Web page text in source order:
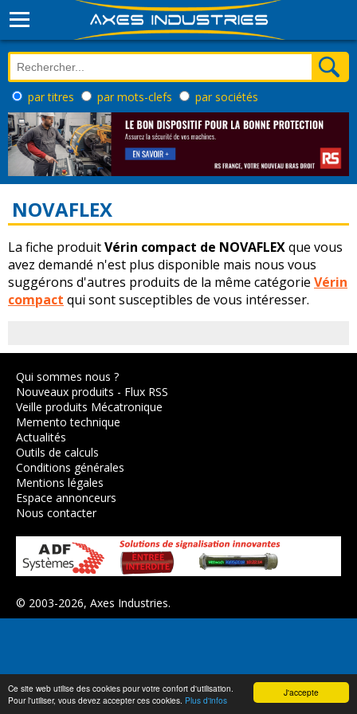
J'accepte
Ce site web utilise des cookies pour votre confort d'utilisation.
Pour l'utiliser, vous devez accepter ces cookies. Plus d'infos
par titres par mots-clefs par sociétés
NOVAFLEX
La fiche produitVérin compact de NOVAFLEXque vous
avez demandé n'est plus disponible mais nous vous
suggérons d'autres produits de la même catégorie Vérin
compact qui sont susceptibles de vous intéresser.
Qui sommes nous ?
Nouveaux produits - Flux RSS
Veille produits Mécatronique
Memento technique
Actualités
Outils de calculs
Conditions générales
Mentions légales
Espace annonceurs
Nous contacter
© 2003-2026, Axes Industries.